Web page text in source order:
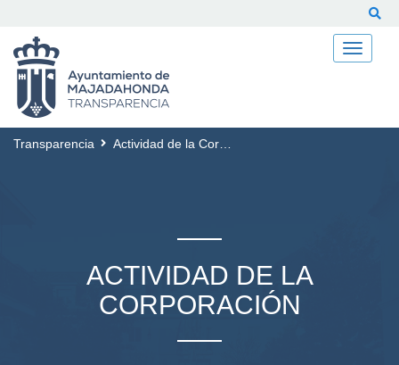
Transparencia Actividad de la Corporación
ACTIVIDAD DE LA
CORPORACIÓN